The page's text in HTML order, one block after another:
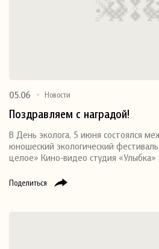
Поделиться
05.06 Новости
Поздравляем с наградой!
В День эколога, 5 июня состоялся
юношеский экологический
целое» Кино-видео студия